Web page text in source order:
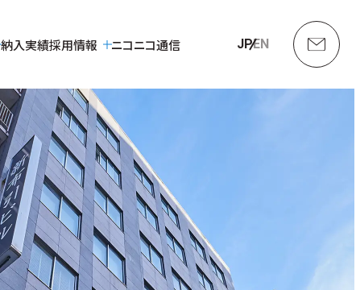
会社概要
会長×社長 トップ対談
集塵装置
納入実績採用情報
社内環境について
エントリーフォーム
ニコニコ通信 JPEN